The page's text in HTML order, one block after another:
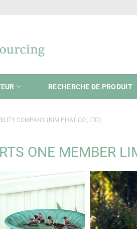
RECHERCHE DE PRODUIT
COMPANY (KIM PHAT CO., LTD)
ONE MEMBER